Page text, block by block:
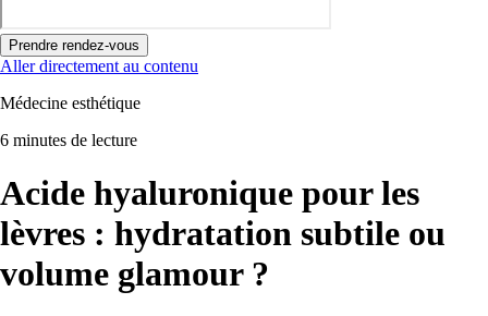
Prendre rendez-vous
Aller directement au contenu
Médecine esthétique
6 minutes de lecture
Acide hyaluronique pour les
lèvres : hydratation subtile ou
volume glamour ?